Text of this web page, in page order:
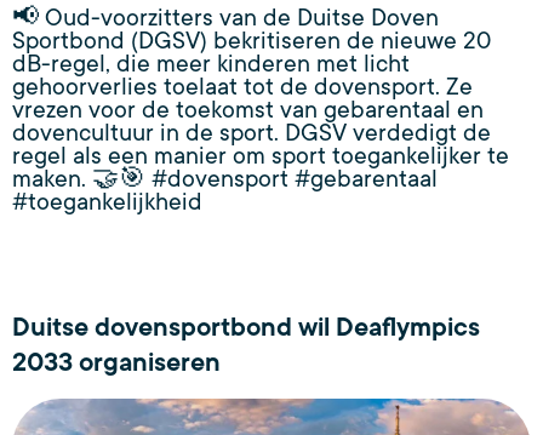
📢 Oud-voorzitters van de Duitse Doven
Sportbond (DGSV) bekritiseren de nieuwe 20
dB-regel, die meer kinderen met licht
gehoorverlies toelaat tot de dovensport. Ze
vrezen voor de toekomst van gebarentaal en
dovencultuur in de sport. DGSV verdedigt de
regel als een manier om sport toegankelijker te
maken. 🤝🎯 #dovensport #gebarentaal
#toegankelijkheid
Duitse dovensportbond wil Deaflympics
2033 organiseren